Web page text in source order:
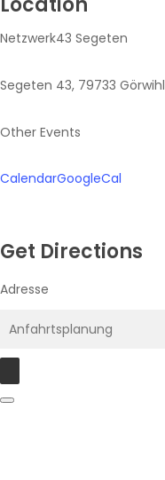
Netzwerk43 Segeten
Segeten 43, 79733 Görwihl
Other Events
CalendarGoogleCal
Get Directions
Adresse